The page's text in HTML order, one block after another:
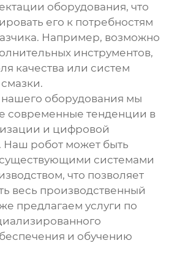
оборудования, что
его к потребностям
Например, возможно
инструментов,
качества или систем
оборудования мы
современные тенденции в
и цифровой
робот может быть
системами
что позволяет
весь производственный
предлагаем услуги по
и обучению